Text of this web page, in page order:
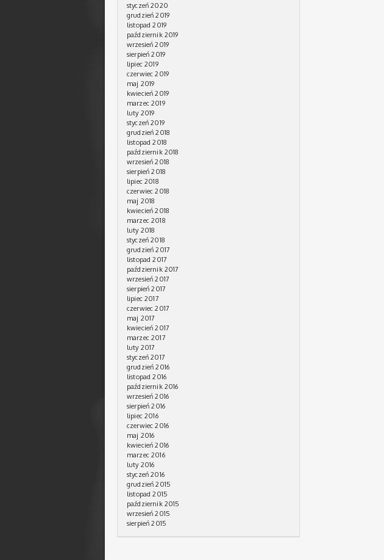
styczeń 2020
grudzień 2019
listopad 2019
październik 2019
wrzesień 2019
sierpień 2019
lipiec 2019
czerwiec 2019
maj 2019
kwiecień 2019
marzec 2019
luty 2019
styczeń 2019
grudzień 2018
listopad 2018
październik 2018
wrzesień 2018
sierpień 2018
lipiec 2018
czerwiec 2018
maj 2018
kwiecień 2018
marzec 2018
luty 2018
styczeń 2018
grudzień 2017
listopad 2017
październik 2017
wrzesień 2017
sierpień 2017
lipiec 2017
czerwiec 2017
maj 2017
kwiecień 2017
marzec 2017
luty 2017
styczeń 2017
grudzień 2016
listopad 2016
październik 2016
wrzesień 2016
sierpień 2016
lipiec 2016
czerwiec 2016
maj 2016
kwiecień 2016
marzec 2016
luty 2016
styczeń 2016
grudzień 2015
listopad 2015
październik 2015
wrzesień 2015
sierpień 2015